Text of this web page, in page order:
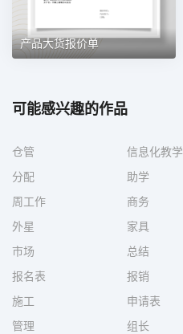
产品大货报价单
可能感兴趣的作品
仓管 信息化教学
分配
助学
周工作
商务
外星
家具
市场
总结
报名表
报销
施工
申请表
管理
组长